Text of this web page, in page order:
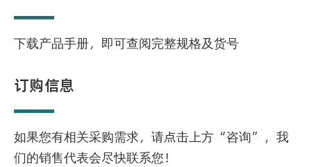
下载产品手册，即可查阅完整规格及货号
订购信息
如果您有相关采购需求，请点击上方“咨询”，我
们的销售代表会尽快联系您！